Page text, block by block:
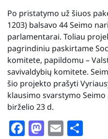
Po pristatymo už šiuos
1203) balsavo 44 Seimo
parlamentarai. Toliau
pagrindiniu paskirtame
komitete, papildomu –
savivaldybių komitete.
šio projekto prašyti
klausimo svarstymo
birželio 23 d.
Facebook
Mastodon
Email